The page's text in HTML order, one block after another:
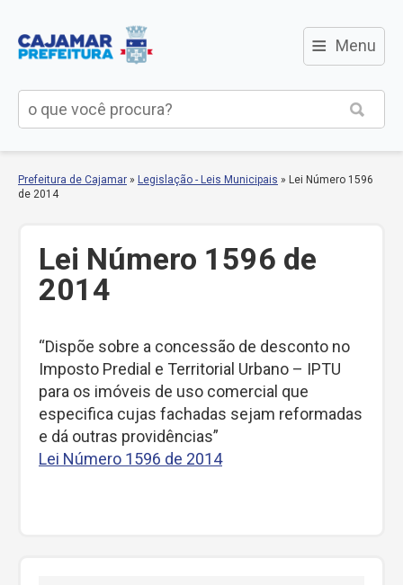
≡ Menu
Prefeitura de Cajamar » Legislação - Leis Municipais » Lei Número 1596
de 2014
Lei Número 1596 de
2014
“Dispõe sobre a concessão de desconto no
Imposto Predial e Territorial Urbano – IPTU
para os imóveis de uso comercial que
especifica cujas fachadas sejam reformadas
e dá outras providências”
Lei Número 1596 de 2014